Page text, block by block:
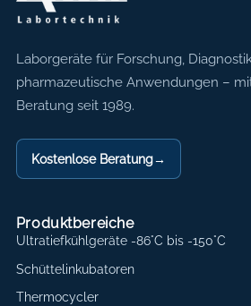
Axon Labortechnik
Laborgeräte für Forschung,
pharmazeutische Anwendungen –
Beratung seit 1989.
Kostenlose Beratung→
Produktbereiche
Ultratiefkühlgeräte -86°C bis -150°C
Schüttelinkubatoren
Thermocycler